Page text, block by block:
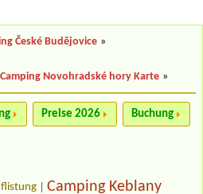
České Budějovice »
Camping Novohradské hory Karte »
Preise 2026 Buchung
Camping Keblany